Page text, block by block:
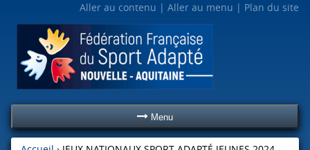
Aller au contenu Aller au menu Plan du site
Menu